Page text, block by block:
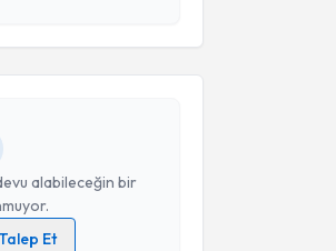
alabileceğin bir
Et